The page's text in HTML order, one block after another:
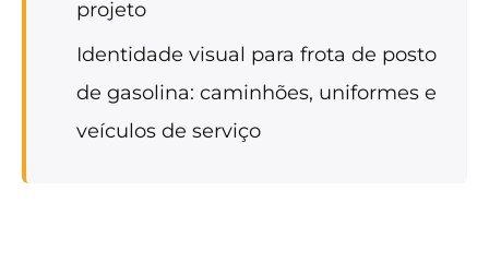
projeto
Identidade visual para frota de posto
de gasolina: caminhões, uniformes e
veículos de serviço